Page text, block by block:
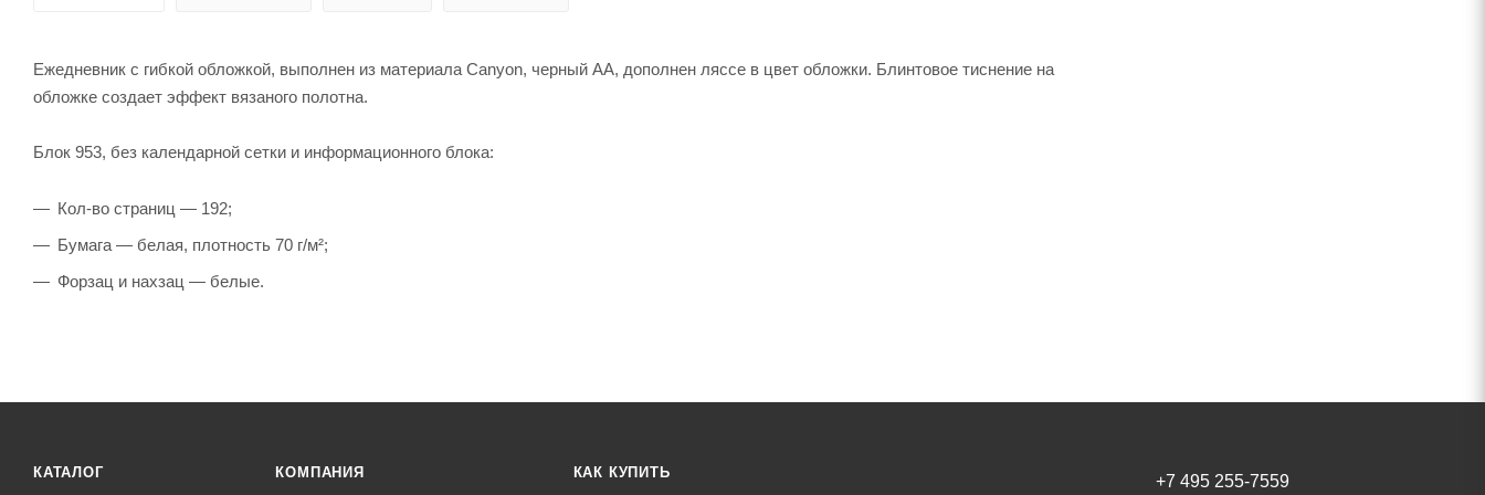
Ежедневник с гибкой обложкой, выполнен из материала Canyon, черный АА, дополнен ляссе в цвет обложки. Блинтовое тиснение на
обложке создает эффект вязаного полотна.
Блок 953, без календарной сетки и информационного блока:
Кол-во страниц — 192;
Бумага — белая, плотность 70 г/м²;
Форзац и нахзац — белые.
КАТАЛОГ КОМПАНИЯ КАК КУПИТЬ +7 495 255-7559